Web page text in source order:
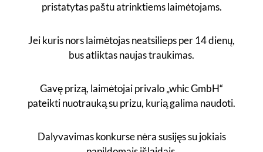
pristatytas paštu atrinktiems laimėtojams.
Jei kuris nors laimėtojas neatsilieps per 14 dienų,
bus atliktas naujas traukimas.
Gavę prizą, laimėtojai privalo „whic GmbH“
pateikti nuotrauką su prizu, kurią galima naudoti.
Dalyvavimas konkurse nėra susijęs su jokiais